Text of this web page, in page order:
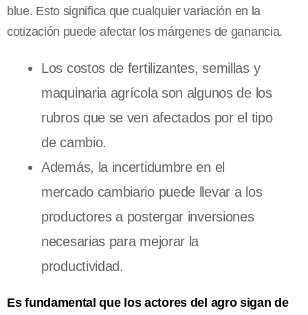
blue. Esto significa que cualquier variación en la
cotización puede afectar los márgenes de ganancia.
Los costos de fertilizantes, semillas y
maquinaria agrícola son algunos de los
rubros que se ven afectados por el tipo
de cambio.
Además, la incertidumbre en el
mercado cambiario puede llevar a los
productores a postergar inversiones
necesarias para mejorar la
productividad.
Es fundamental que los actores del agro sigan de